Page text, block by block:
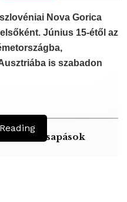
Nova Gorica
Június 15-étől az
is szabadon
összecsapások